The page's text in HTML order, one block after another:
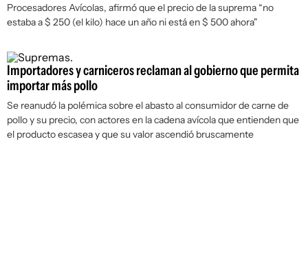
Procesadores Avícolas, afirmó que el precio de la suprema “no
estaba a $ 250 (el kilo) hace un año ni está en $ 500 ahora"
Importadores y carniceros reclaman al gobierno que permita
importar más pollo
Se reanudó la polémica sobre el abasto al consumidor de carne de
pollo y su precio, con actores en la cadena avícola que entienden que
el producto escasea y que su valor ascendió bruscamente